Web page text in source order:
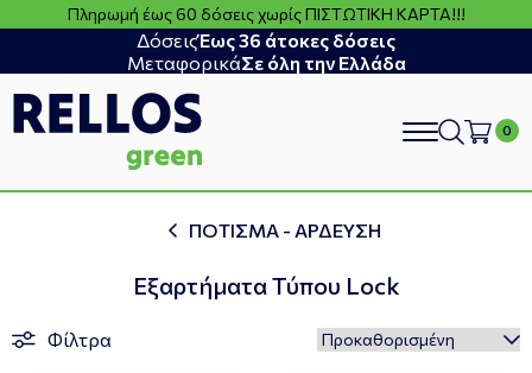
Πληρωμή έως 60 δόσεις χωρίς ΠΙΣΤΩΤΙΚΗ ΚΑΡΤΑ!!!
ΔόσειςΈως 36 άτοκες δόσεις
ΜεταφορικάΣε όλη την Ελλάδα
search
ΠΟΤΙΣΜΑ - ΑΡΔΕΥΣΗ
Εξαρτήματα Τύπου Lock
Φίλτρα